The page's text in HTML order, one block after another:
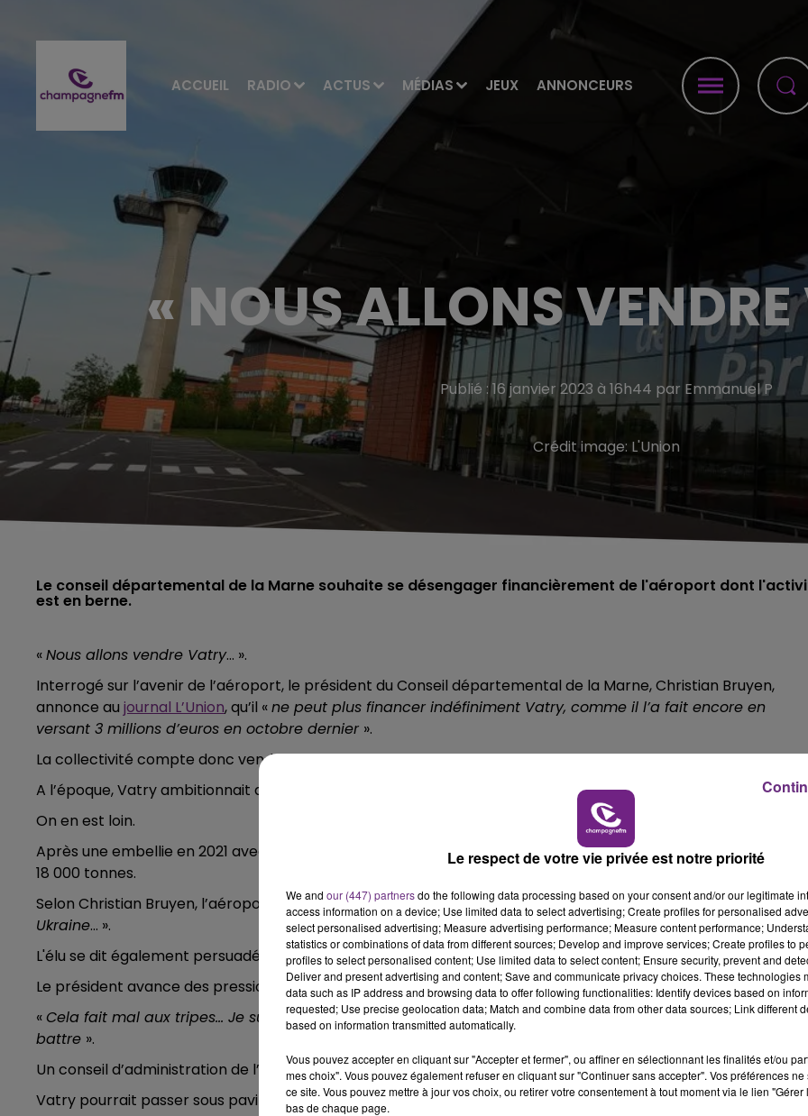
ACCUEIL RADIO ACTUS MÉDIAS JEUX ANNONCEURS
7h00 - 11h00 11h00 - 16h00
LE WEEK-END CHAMPAGNE FM
« NOUS ALLONS
Publié : 16 janvier 2023 à 16h44 par Emmanuel P
Crédit image: L'Union
Le conseil départemental de la Marne souhaite se désengager financièrement de l'aéroport dont
est en berne.
«Nous allons vendre Vatry… ».
Interrogé sur l’avenir de l’aéroport, le président du Conseil départemental de la Marne, Christian Bruyen,
annonce au journal L’Union, qu’il «ne peut plus financer indéfiniment Vatry, comme il l’a fait encore en
versant 3 millions d’euros en octobre dernier ».
La collectivité compte donc vendre la plateforme ouverte en janvier 2000.
A l’époque, Vatry ambitionnait d'atteindre 150 000 tonnes de fret à l’horizon 2010.
On en est loin.
Après une embellie en 2021 avec 30 000 tonnes acheminées, l’activité de la plateforme a rechuté l’an passé à
18 000 tonnes.
Selon Christian Bruyen, l’aéroport a souffert du contexte international, «zéro Covid en Chine, la guerre en
Ukraine… ».
L'élu se dit également persuadé «
que certains nous mettent des bâtons dans les ailes! ».
Le président avance des pressions subies par les opérateurs pour ne plus travailler avec Vatry.
«Cela fait mal aux tripes… Je suis désabusé… Nous sommes à bout car nous n’en pouvons plus de nous
battre ».
Un conseil d’administration de l’aéroport, prévu cette semaine, doit valider la décision de vendre.
Vatry pourrait passer sous pavillon chinois.
Le week-end Champagne FM Le Week-end Champagne FM
Le respect de votre vie privée est notre priorité
We and our (447) partnersdo the following data processing based on your consent and/or our legitimate
access information on a device; Use limited data to select advertising; Create profiles for personalised
select personalised advertising; Measure advertising performance; Measure content performance;
statistics or combinations of data from different sources; Develop and improve services; Create profiles to
profiles to select personalised content; Use limited data to select content; Ensure security, prevent and
Deliver and present advertising and content; Save and communicate privacy choices. These technologies
data such as IP address and browsing data to offer following functionalities: Identify devices based on
requested; Use precise geolocation data; Match and combine data from other data sources; Link different
based on information transmitted automatically.
Vous pouvez accepter en cliquant sur "Accepter et fermer", ou affiner en sélectionnant les finalités et/ou
mes choix". Vous pouvez également refuser en cliquant sur "Continuer sans accepter". Vos préférences
ce site. Vous pouvez mettre à jour vos choix, ou retirer votre consentement à tout moment via le lien
bas de chaque page.